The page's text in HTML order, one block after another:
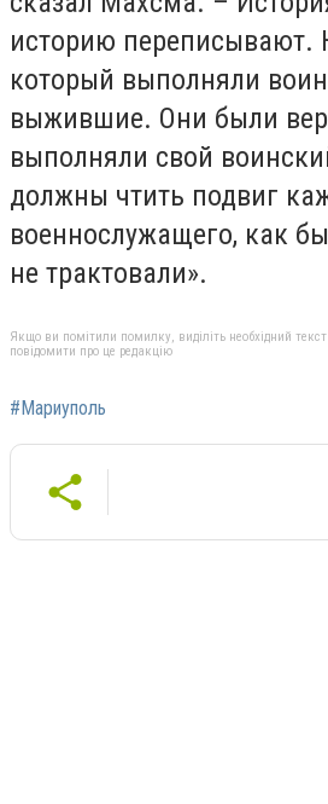
историю переписывают.
который выполняли
выжившие. Они были
выполняли свой
должны чтить подвиг
военнослужащего, как
не трактовали».
Якщо ви помітили помилку, виділіть необхідний
повідомити про це редакцію
#Мариуполь